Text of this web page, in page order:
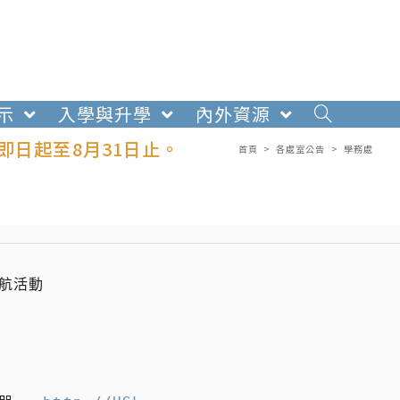
入學與升學
內外資源
日起至8月31日止。
首頁 > 各處室公告 > 學務處